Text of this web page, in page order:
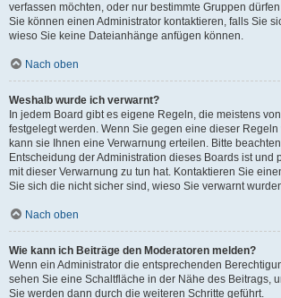
verfassen möchten, oder nur bestimmte Gruppen
Sie können einen Administrator kontaktieren, falls Sie
wieso Sie keine Dateianhänge anfügen können.
Nach oben
Weshalb wurde ich verwarnt?
In jedem Board gibt es eigene Regeln, die meistens
festgelegt werden. Wenn Sie gegen eine dieser
kann sie Ihnen eine Verwarnung erteilen. Bitte
Entscheidung der Administration dieses Boards ist und
mit dieser Verwarnung zu tun hat. Kontaktieren Sie
Sie sich die nicht sicher sind, wieso Sie verwarnt
Nach oben
Wie kann ich Beiträge den Moderatoren melden?
Wenn ein Administrator die entsprechenden
sehen Sie eine Schaltfläche in der Nähe des Beitrags,
Sie werden dann durch die weiteren Schritte geführt.